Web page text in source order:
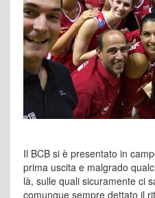
Il BCB si è presentato in
prima uscita e malgrado
là, sulle quali sicuramente ci
comunque sempre dettato il